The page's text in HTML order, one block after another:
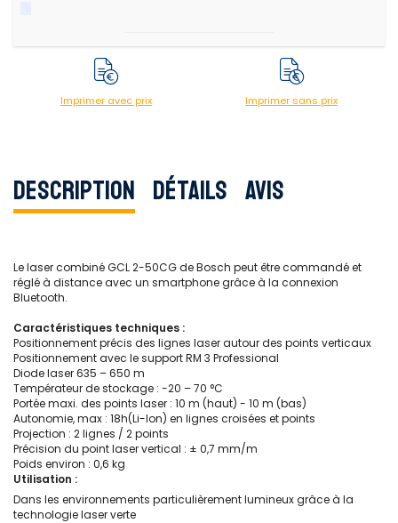
Imprimer avec prix Imprimer sans prix
Description Détails Avis
Le laser combiné GCL 2-50CG de Bosch peut être commandé et
réglé à distance avec un smartphone grâce à la connexion
Bluetooth.
Caractéristiques techniques :
Positionnement précis des lignes laser autour des points verticaux
Positionnement avec le support RM 3 Professional
Diode laser 635 – 650 m
Températeur de stockage : -20 – 70 °C
Portée maxi. des points laser : 10 m (haut) - 10 m (bas)
Autonomie, max : 18h(Li-Ion) en lignes croisées et points
Projection : 2 lignes / 2 points
Précision du point laser vertical : ± 0,7 mm/m
Poids environ : 0,6 kg
Utilisation :
Dans les environnements particulièrement lumineux grâce à la
technologie laser verte